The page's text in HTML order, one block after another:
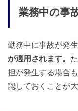
業務中の事
勤務中に事故が発生
が適用されます。
担が発生する場合
認しておくことが大